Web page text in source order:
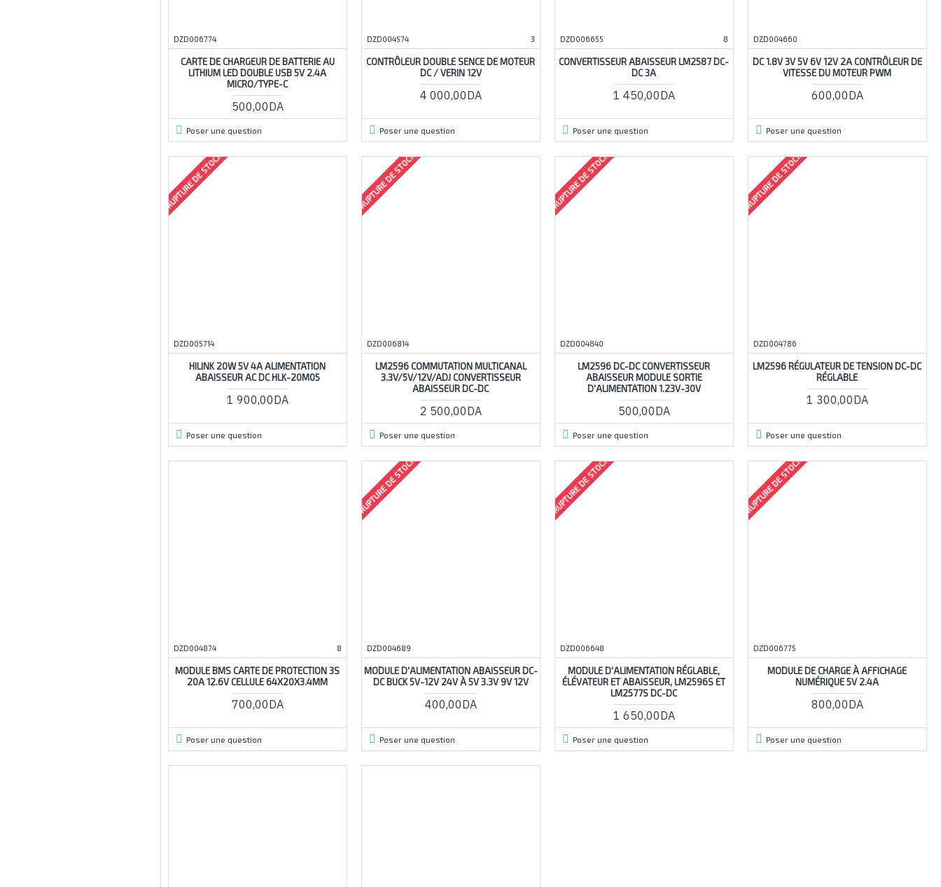
DZD006774
CARTE DE CHARGEUR DE BATTERIE AU
LITHIUM LED DOUBLE USB 5V 2.4A
MICRO/TYPE-C
500,00DA
Poser une question
DZD004574 3
CONTRÔLEUR DOUBLE SENCE DE MOTEUR
DC / VERIN 12V
4 000,00DA
Poser une question
DZD006655 8
CONVERTISSEUR ABAISSEUR LM2587 DC-
DC 3A
1 450,00DA
Poser une question
DZD004660
DC 1.8V 3V 5V 6V 12V 2A CONTRÔLEUR DE
VITESSE DU MOTEUR PWM
600,00DA
Poser une question
RUPTURE DE STOCK
DZD005714
HILINK 20W 5V 4A ALIMENTATION
ABAISSEUR AC DC HLK-20M05
1 900,00DA
Poser une question
RUPTURE DE STOCK
DZD006814
LM2596 COMMUTATION MULTICANAL
3.3V/5V/12V/ADJ CONVERTISSEUR
ABAISSEUR DC-DC
2 500,00DA
Poser une question
RUPTURE DE STOCK
DZD004840
LM2596 DC-DC CONVERTISSEUR
ABAISSEUR MODULE SORTIE
D'ALIMENTATION 1.23V-30V
500,00DA
Poser une question
RUPTURE DE STOCK
DZD004786
LM2596 RÉGULATEUR DE TENSION DC-DC
RÉGLABLE
1 300,00DA
Poser une question
DZD004874 8
MODULE BMS CARTE DE PROTECTION 3S
20A 12.6V CELLULE 64X20X3.4MM
700,00DA
Poser une question
RUPTURE DE STOCK
DZD004689
MODULE D'ALIMENTATION ABAISSEUR DC-
DC BUCK 5V-12V 24V À 5V 3.3V 9V 12V
400,00DA
Poser une question
RUPTURE DE STOCK
DZD006648
MODULE D'ALIMENTATION RÉGLABLE,
ÉLÉVATEUR ET ABAISSEUR, LM2596S ET
LM2577S DC-DC
1 650,00DA
Poser une question
RUPTURE DE STOCK
DZD006775
MODULE DE CHARGE À AFFICHAGE
NUMÉRIQUE 5V 2.4A
800,00DA
Poser une question